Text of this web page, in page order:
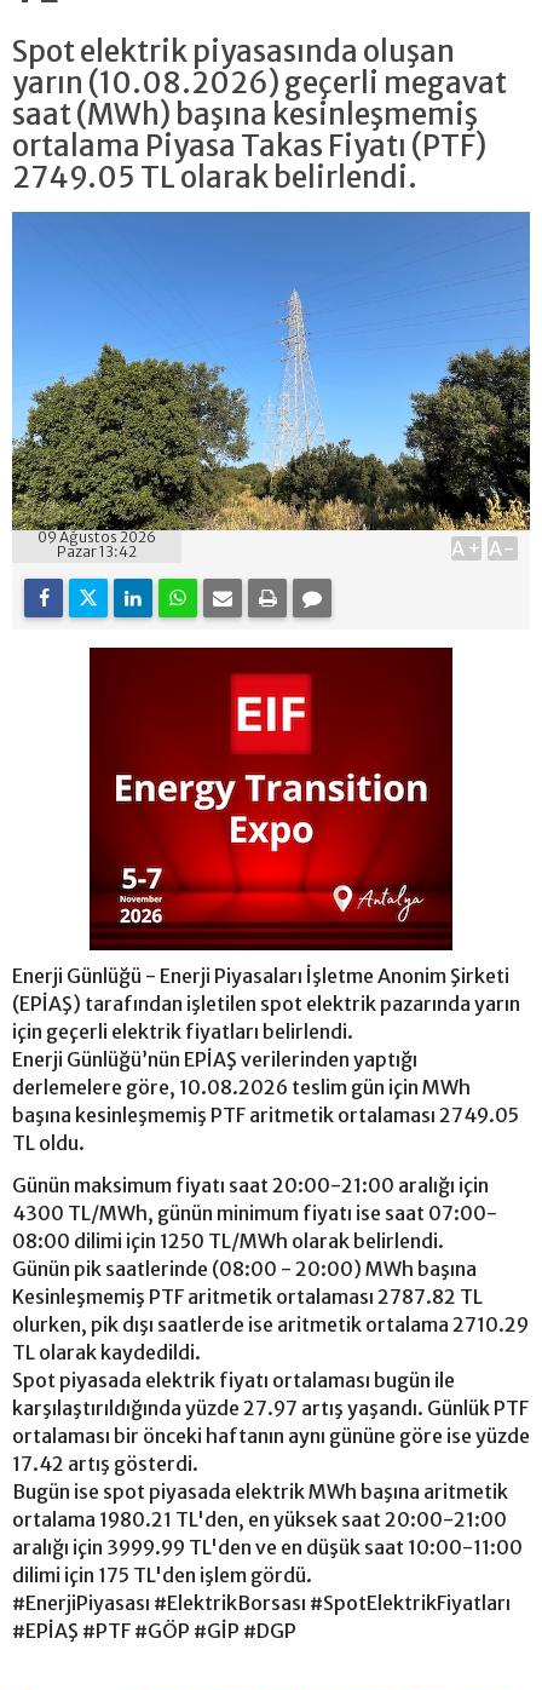
Spot elektrik piyasasında oluşan
yarın (10.08.2026) geçerli megavat
saat (MWh) başına kesinleşmemiş
ortalama Piyasa Takas Fiyatı (PTF)
2749.05 TL olarak belirlendi.
09 Ağustos 2026
Pazar 13:42
A+ A-
Enerji Günlüğü - Enerji Piyasaları İşletme Anonim Şirketi
(EPİAŞ) tarafından işletilen spot elektrik pazarında yarın
için geçerli elektrik fiyatları belirlendi.
Enerji Günlüğü’nün EPİAŞ verilerinden yaptığı
derlemelere göre, 10.08.2026 teslim gün için MWh
başına kesinleşmemiş PTF aritmetik ortalaması 2749.05
TL oldu.
Günün maksimum fiyatı saat 20:00-21:00 aralığı için
4300 TL/MWh, günün minimum fiyatı ise saat 07:00-
08:00 dilimi için 1250 TL/MWh olarak belirlendi.
Günün pik saatlerinde (08:00 - 20:00) MWh başına
Kesinleşmemiş PTF aritmetik ortalaması 2787.82 TL
olurken, pik dışı saatlerde ise aritmetik ortalama 2710.29
TL olarak kaydedildi.
Spot piyasada elektrik fiyatı ortalaması bugün ile
karşılaştırıldığında yüzde 27.97 artış yaşandı. Günlük PTF
ortalaması bir önceki haftanın aynı gününe göre ise yüzde
17.42 artış gösterdi.
Bugün ise spot piyasada elektrik MWh başına aritmetik
ortalama 1980.21 TL'den, en yüksek saat 20:00-21:00
aralığı için 3999.99 TL'den ve en düşük saat 10:00-11:00
dilimi için 175 TL'den işlem gördü.
#EnerjiPiyasası #ElektrikBorsası #SpotElektrikFiyatları
#EPİAŞ #PTF #GÖP #GİP #DGP